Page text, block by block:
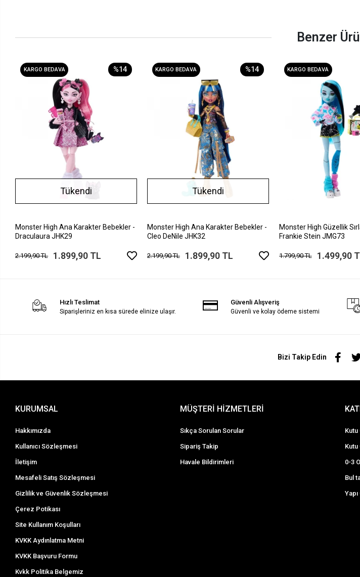
Benzer
KARGO BEDAVA %14
Tükendi
Monster High Ana Karakter Bebekler -
Draculaura JHK29
2.199,90 TL 1.899,90 TL
KARGO BEDAVA %14
Tükendi
Monster High Ana Karakter Bebekler -
Cleo DeNile JHK32
2.199,90 TL 1.899,90 TL
KARGO BEDAVA
Monster High Güzellik
Frankie Stein JMG73
1.799,90 TL 1.499,90
Hızlı Teslimat
Siparişleriniz en kısa sürede elinize ulaşır.
Güvenli Alışveriş
Güvenli ve kolay ödeme sistemi
Bizi Takip Edin
KURUMSAL
Hakkımızda
Kullanıcı Sözleşmesi
İletişim
Mesafeli Satış Sözleşmesi
Gizlilik ve Güvenlik Sözleşmesi
Çerez Potikası
Site Kullanım Koşulları
KVKK Aydınlatma Metni
KVKK Başvuru Formu
Kvkk Politika Belgemiz
MÜŞTERİ HİZMETLERİ
Sıkça Sorulan Sorular
Sipariş Takip
Havale Bildirimleri
Kutu
Kutu
0-3
Bul